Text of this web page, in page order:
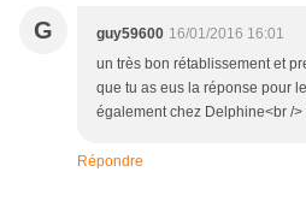
G guy59600 16/01/2016 16:01
un très bon rétablissement et
que tu as eus la réponse pour
également chez Delphine<br /
Répondre